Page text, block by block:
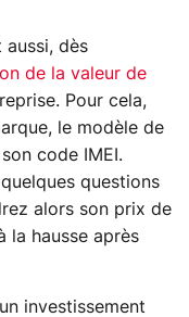
aussi, dès
de la valeur de
Pour cela,
le modèle de
code IMEI.
questions
alors son prix de
la hausse après
investissement